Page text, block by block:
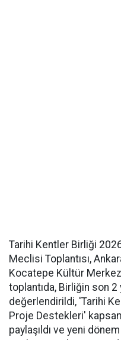
Tarihi Kentler Birliği
Meclisi Toplantısı,
Kocatepe Kültür
toplantıda, Birliğin son 2
değerlendirildi, 'Tarihi
Proje Destekleri'
paylaşıldı ve yeni